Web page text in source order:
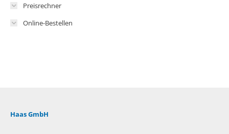
Preisrechner
Online-Bestellen
Haas GmbH